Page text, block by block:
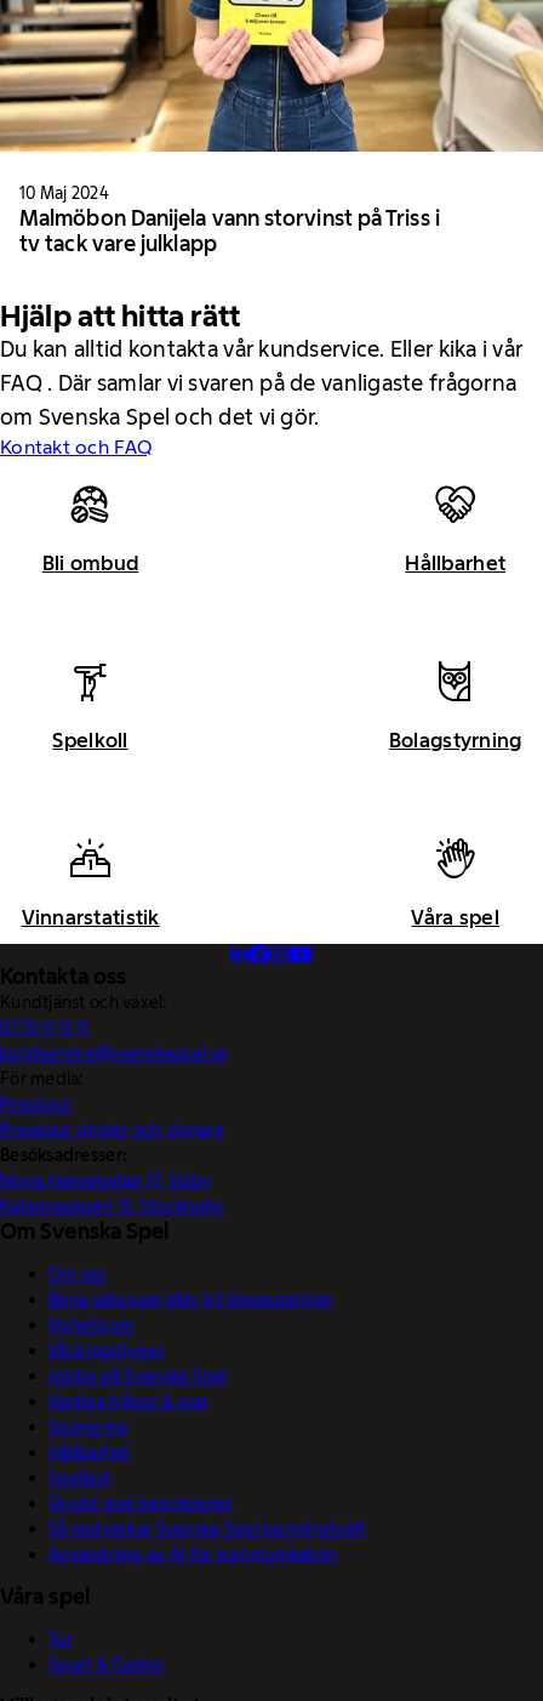
10 Maj 2024
Malmöbon Danijela vann storvinst på Triss i
tv tack vare julklapp
Hjälp att hitta rätt
Du kan alltid kontakta vår kundservice. Eller kika i vår
FAQ . Där samlar vi svaren på de vanligaste frågorna
om Svenska Spel och det vi gör.
Kontakt och FAQ
Bli ombud Hållbarhet
Spelkoll Bolagstyrning
Vinnarstatistik Våra spel
Kontakta oss
Kundtjänst och växel:
0770-11 11 11
kundservice@svenskaspel.se
För media:
Pressjour
Pressjour vinster och vinnare
Besöksadresser:
Norra Hansegatan 17, Visby
Katarinavägen 15, Stockholm
Om Svenska Spel
Om oss
Börja sälja spel eller bli Vegaspartner
Nyhetsrum
Våra logotyper
Jobba på Svenska Spel
Vanliga frågor & svar
Sponsring
Hållbarhet
Spelkoll
Skydd mot bedrägerier
Så motverkar Svenska Spel penningtvätt
Användning av AI för kommunikation
Våra spel
Tur
Sport & Casino